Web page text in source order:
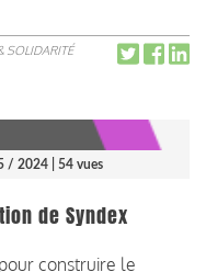
SOLIDARITÉ
/ 2024 | 54 vues
de Syndex
construire le